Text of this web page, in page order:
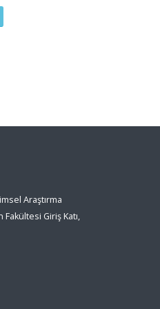
Araştırma
Giriş Katı,